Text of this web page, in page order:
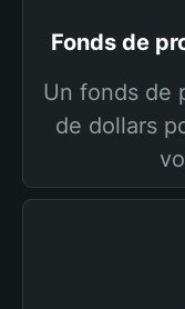
Fonds de
Un fonds de
de dollars